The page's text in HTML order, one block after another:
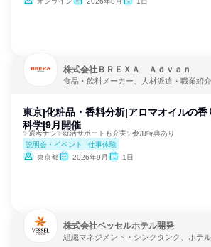
株式会社ＢＲＥＸＡ Ａｄｖａｎ
食品・飲料メーカー、人材派遣・職業紹介
東京|化粧品・香料分析|アロマオイルの香
科学|9月開催
✨選考ナシ✨就活サポートも充実✨参加特典あり
説明会・イベント
仕事体験
東京都
2026年9月 1日
株式会社ベッセルホテル開発
組織マネジメント・シンクタンク、ホテ